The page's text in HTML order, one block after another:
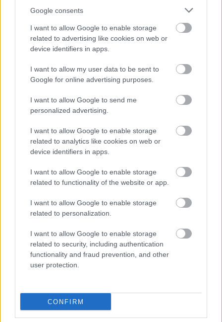
Google consents
I want to allow Google to enable storage
related to advertising like cookies on web or
device identifiers in apps.
I want to allow my user data to be sent to
Google for online advertising purposes.
I want to allow Google to send me
personalized advertising.
I want to allow Google to enable storage
related to analytics like cookies on web or
device identifiers in apps.
I want to allow Google to enable storage
related to functionality of the website or app.
I want to allow Google to enable storage
related to personalization.
I want to allow Google to enable storage
related to security, including authentication
functionality and fraud prevention, and other
user protection.
CONFIRM
megtalálod, ha teljes szívedből és teljes lelkedből
kutatsz majd utána” (5Móz 4,29).